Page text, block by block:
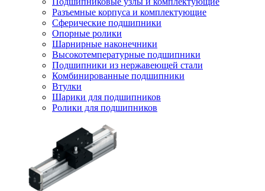
Разъемные корпуса и комплектующие
Сферические подшипники
Опорные ролики
Шарнирные наконечники
Высокотемпературные подшипники
Подшипники из нержавеющей стали
Комбинированные подшипники
Втулки
Шарики для подшипников
Ролики для подшипников